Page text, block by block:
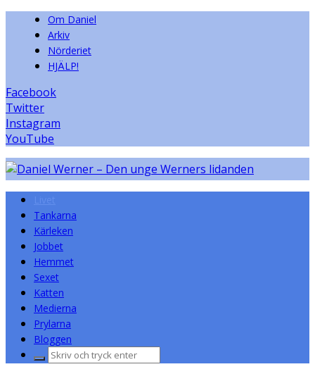
Om Daniel
Arkiv
Nörderiet
HJÄLP!
Facebook
Twitter
Instagram
YouTube
Tankarna
Kärleken
Jobbet
Hemmet
Sexet
Katten
Medierna
Prylarna
Bloggen
Sök